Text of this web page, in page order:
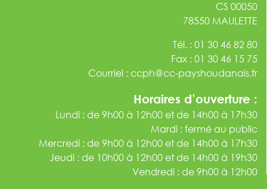
CS 00050
78550 MAULETTE
Tél. : 01 30 46 82 80
Fax : 01 30 46 15 75
Courriel : ccph@cc-payshoudanais.fr
Horaires d’ouverture :
Lundi : de 9h00 à 12h00 et de 14h00 à 17h30
Mardi : fermé au public
Mercredi : de 9h00 à 12h00 et de 14h00 à 17h30
Jeudi : de 10h00 à 12h00 et de 14h00 à 19h30
Vendredi : de 9h00 à 12h00